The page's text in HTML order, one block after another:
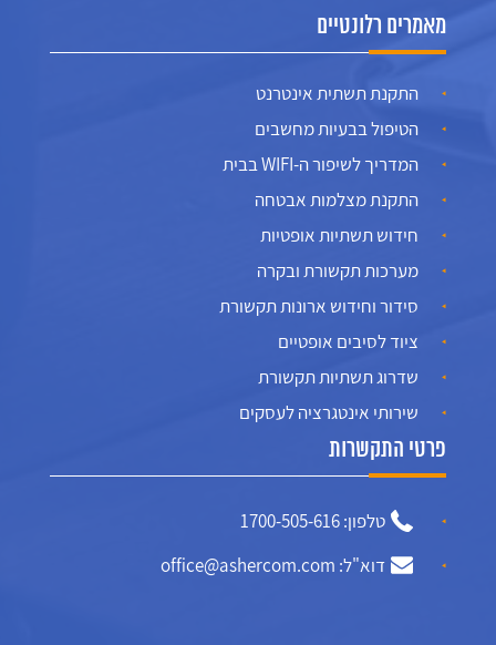
מאמרים רלונטיים
התקנת תשתית אינטרנט
הטיפול בבעיות מחשבים
המדריך לשיפור ה-WIFI בבית
התקנת מצלמות אבטחה
חידוש תשתיות אופטיות
מערכות תקשורת ובקרה
סידור וחידוש ארונות תקשורת
ציוד לסיבים אופטיים
שדרוג תשתיות תקשורת
שירותי אינטגרציה לעסקים
פרטי התקשרות
טלפון: 1700-505-616
דוא"ל: office@ashercom.com